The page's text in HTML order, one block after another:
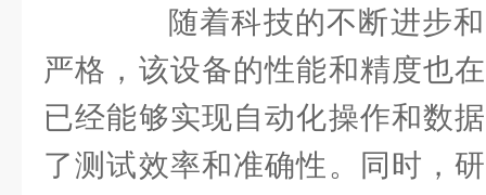
随着科技的不断进步和
严格，该设备的性能和精度也
已经能够实现自动化操作和数
了测试效率和准确性。同时，